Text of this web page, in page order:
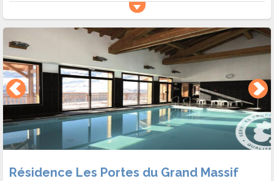
Résidence Les Portes du Grand Massif